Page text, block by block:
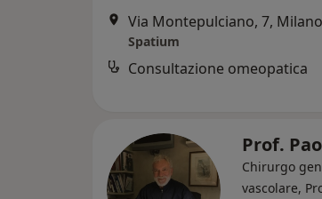
Via Montepulciano, 7, Milano
Spatium
Consultazione omeopatica
Prof.
Chirurgo
vascolare,